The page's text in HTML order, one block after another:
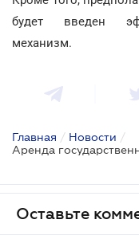
будет введен
механизм.
Главная / Новости /
Оставьте